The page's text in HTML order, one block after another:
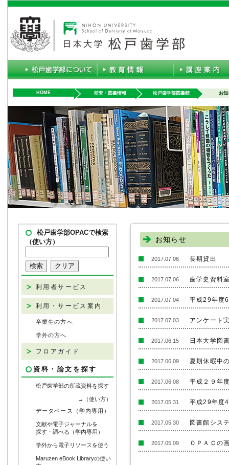
HOME 研究・図書情報 松戸歯学部図書館 お知
松戸歯学部OPACで検索
（使い方）
利用者サービス
利用・サービス案内
卒業生の方へ
学外の方へ
フロアガイド
資料・論文を探す
松戸歯学部の所蔵資料を探す
→（使い方）
データベース（学内専用）
文献や電子ジャーナルを
探す・調べる（学内専用）
学外から電子リソースを使う
Maruzen eBook Libraryの使い
お知らせ
2017.07.06 長期貸出
2017.07.06 歯学史資料
2017.07.04 平成29年度
2017.07.03 アンケート
2017.06.15 日本大学図
2017.06.09 夏期休暇中
2017.06.08 平成２９年
2017.05.31 平成29年度
2017.05.30 図書館シス
2017.05.09 ＯＰＡＣの